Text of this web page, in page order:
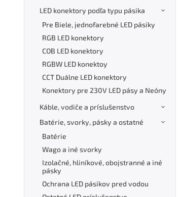
LED konektory podľa typu pásika
Pre Biele, jednofarebné LED pásiky
RGB LED konektory
COB LED konektory
RGBW LED konektoy
CCT Duálne LED konektory
Konektory pre 230V LED pásy a Neóny
Káble, vodiče a príslušenstvo
Batérie, svorky, pásky a ostatné
Batérie
Wago a iné svorky
Izolačné, hliníkové, obojstranné a iné
pásky
Ochrana LED pásikov pred vodou